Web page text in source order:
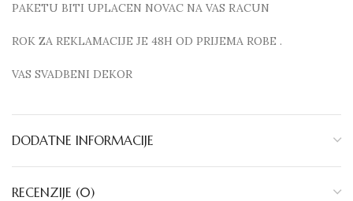
PAKETU BITI UPLACEN NOVAC NA VAS RACUN
ROK ZA REKLAMACIJE JE 48H OD PRIJEMA ROBE .
VAS SVADBENI DEKOR
DODATNE INFORMACIJE
RECENZIJE (0)